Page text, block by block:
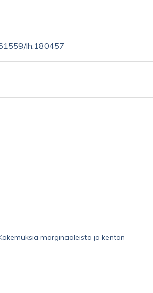
lh.180457
marginaaleista ja kentän